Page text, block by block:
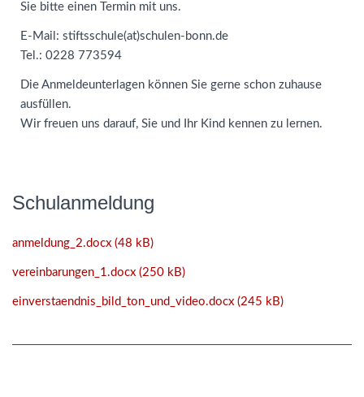
Sie bitte einen Termin mit uns.
E-Mail: stiftsschule(at)schulen-bonn.de
Tel.: 0228 773594
Die Anmeldeunterlagen können Sie gerne schon zuhause
ausfüllen.
Wir freuen uns darauf, Sie und Ihr Kind kennen zu lernen.
Schulanmeldung
anmeldung_2.docx (48 kB)
vereinbarungen_1.docx (250 kB)
einverstaendnis_bild_ton_und_video.docx (245 kB)